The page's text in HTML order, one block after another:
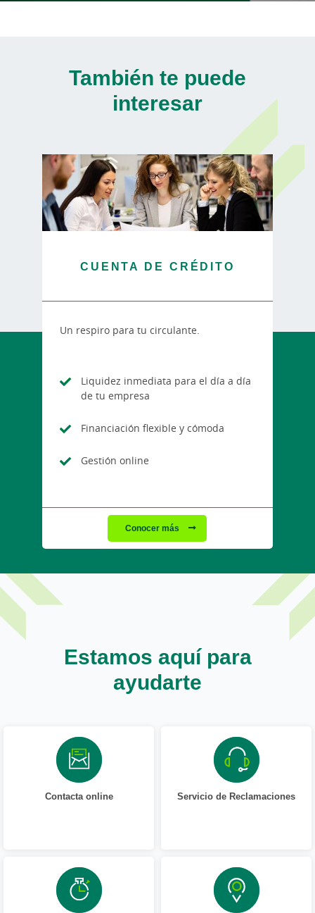
También te puede
interesar
CUENTA DE CRÉDITO
Un respiro para tu circulante.
Liquidez inmediata para el día a día
de tu empresa
Financiación flexible y cómoda
Gestión online
Conocer más
Estamos aquí para
ayudarte
Contacta online Servicio de Reclamaciones